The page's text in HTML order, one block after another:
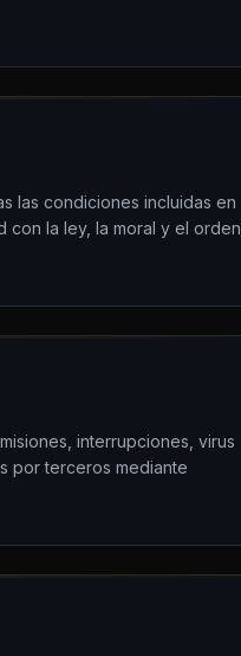
las condiciones incluidas en
con la ley, la moral y el orden
interrupciones, virus
por terceros mediante